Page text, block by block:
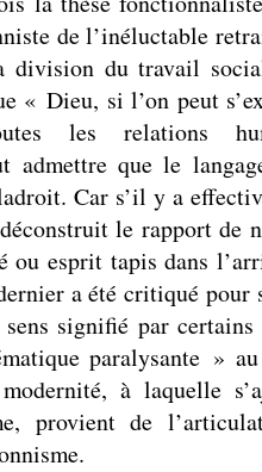
de l’inéluctable
division du travail
« Dieu, si l’on peut
les relations
admettre que le
Car s’il y a
le rapport de
esprit tapis dans
a été critiqué pour
sens signifié par
paralysante »
à laquelle
provient de